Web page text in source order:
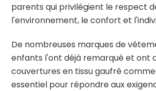
parents qui privilégient le respect
l'environnement, le confort et
De nombreuses marques de
enfants l'ont déjà remarqué et ont
couvertures en tissu gaufré
essentiel pour répondre aux